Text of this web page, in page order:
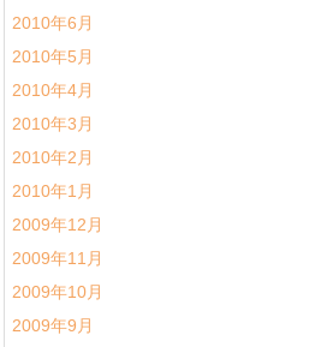
2010年6月
2010年5月
2010年4月
2010年3月
2010年2月
2010年1月
2009年12月
2009年11月
2009年10月
2009年9月